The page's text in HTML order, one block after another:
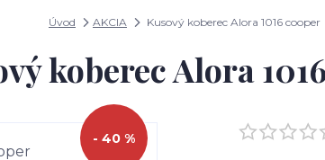
Úvod AKCIA Kusový koberec Alora 1016 cooper
koberec Alora
- 40 %